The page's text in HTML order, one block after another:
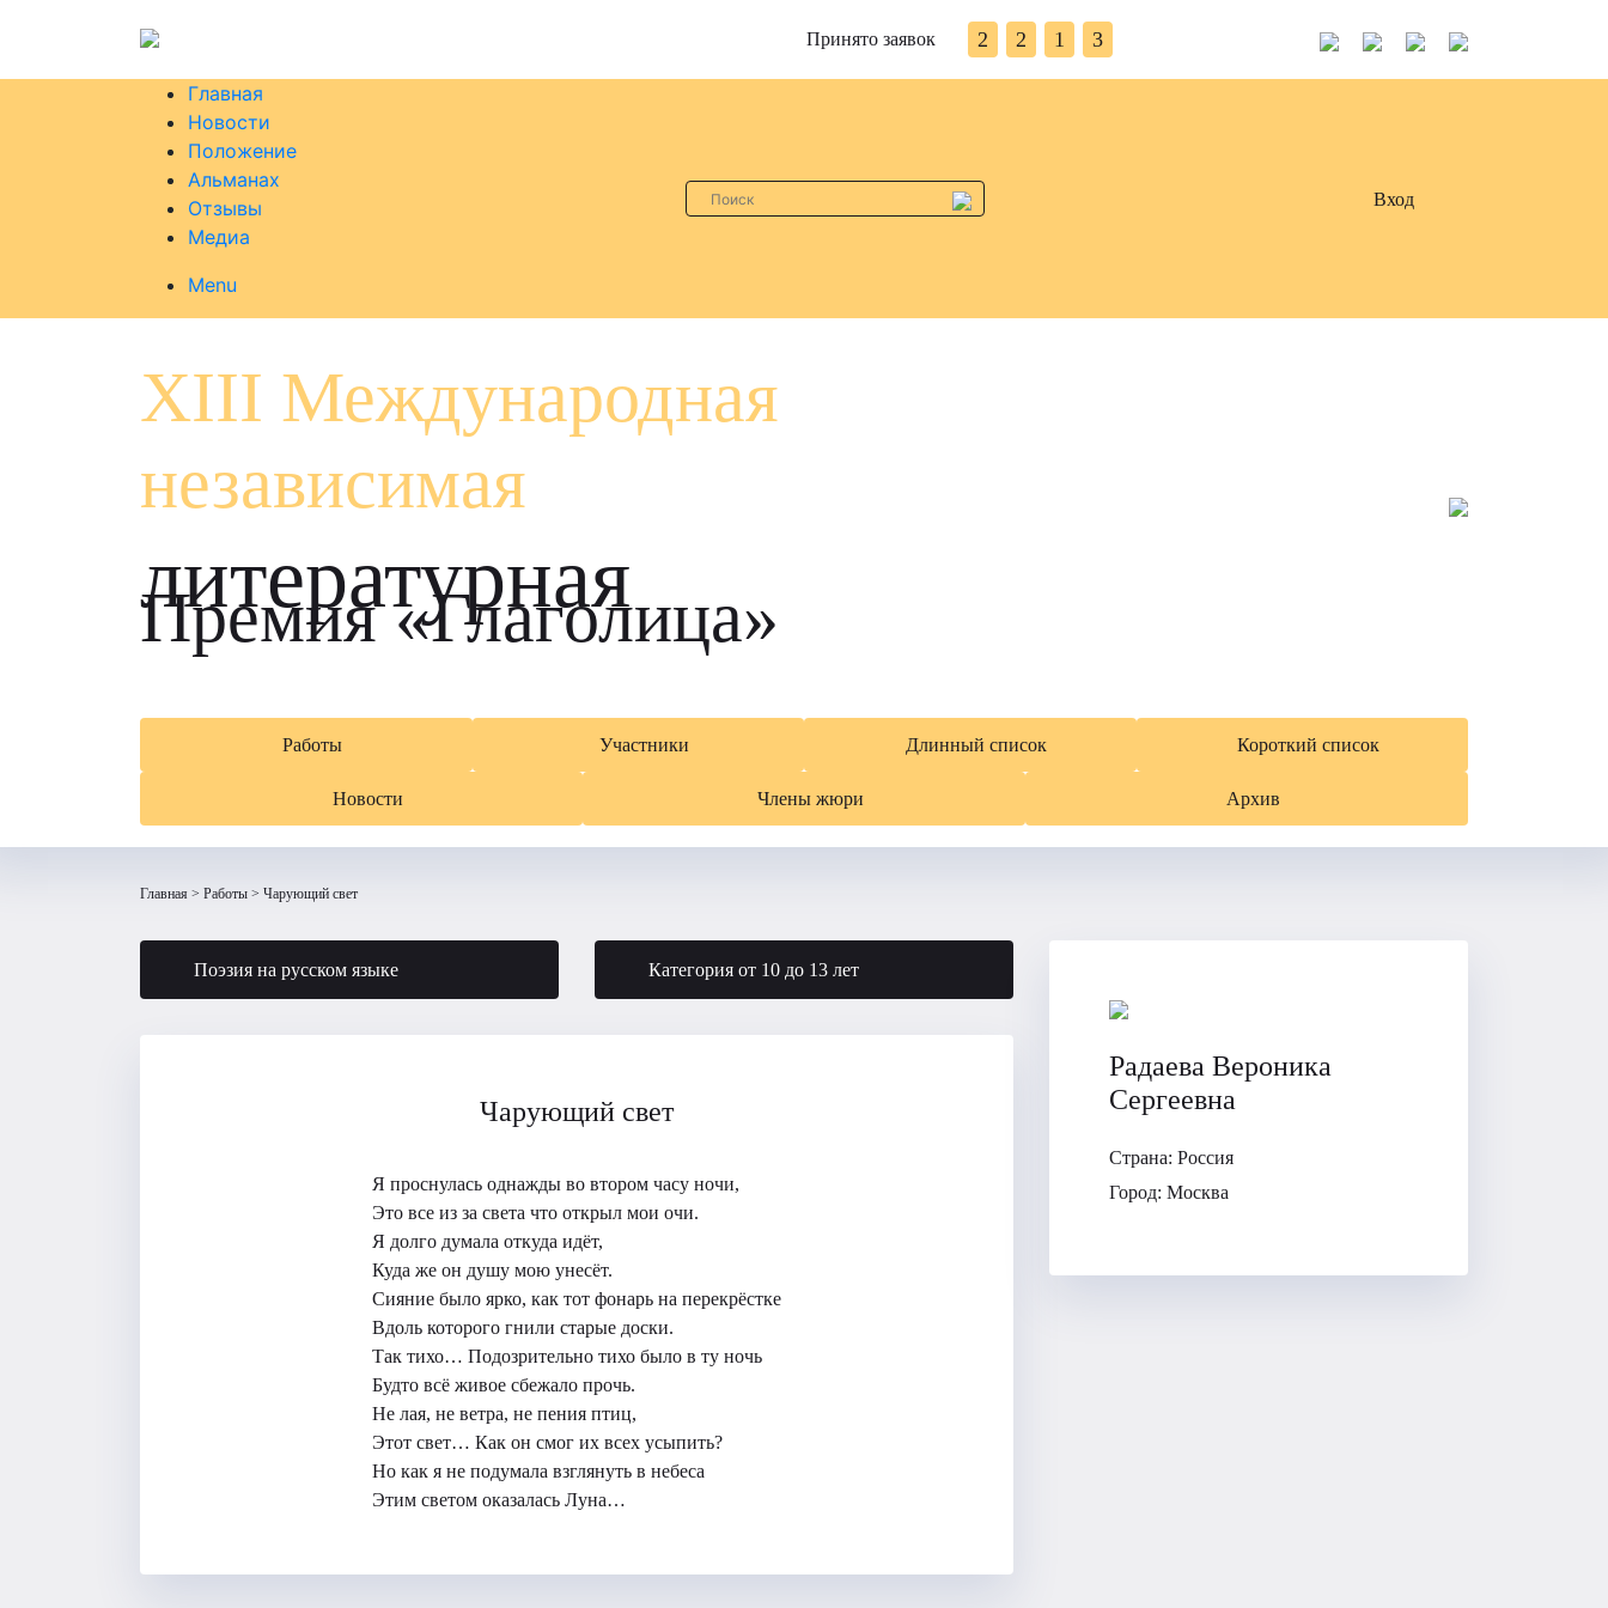
Принято заявок 2 2 1 3
Главная
Новости
Положение
Альманах
Отзывы
Медиа
Menu
Вход
XIII Международная
независимая
литературная
Премия «Глаголица»
Работы Участники Длинный список Короткий список
Новости Члены жюри Архив
Главная Работы Чарующий свет
Поэзия на русском языке Категория от 10 до 13 лет
Чарующий свет
Я проснулась однажды во втором часу ночи,
Это все из за света что открыл мои очи.
Я долго думала откуда идëт,
Куда же он душу мою унесëт.
Сияние было ярко, как тот фонарь на перекрëстке
Вдоль которого гнили старые доски.
Так тихо… Подозрительно тихо было в ту ночь
Будто всë живое сбежало прочь.
Не лая, не ветра, не пения птиц,
Этот свет… Как он смог их всех усыпить?
Но как я не подумала взглянуть в небеса
Этим светом оказалась Луна…
Радаева Вероника
Сергеевна
Страна: Россия
Город: Москва